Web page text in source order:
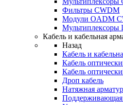
Фильтры CWDM
Модули OADM
Мультиплексоры
Кабель и кабельная
Назад
Кабель и
Кабель
Кабель
Дроп кабель
Натяжная
Поддерживающая